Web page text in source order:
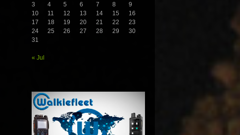
3
4 5 6 7 8
9
10
11 12 13 14 15
16
17
18 19 20 21 22
23
24
25 26 27 28 29
30
31
« Jul